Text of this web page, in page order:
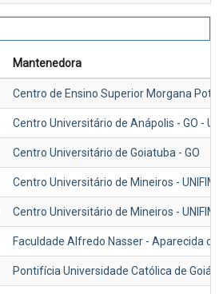
Mantenedora
Centro de Ensino Superior Morgana
Centro Universitário de Anápolis - GO -
Centro Universitário de Goiatuba - GO
Centro Universitário de Mineiros -
Centro Universitário de Mineiros -
Faculdade Alfredo Nasser - Aparecida de
Pontifícia Universidade Católica de Goiás